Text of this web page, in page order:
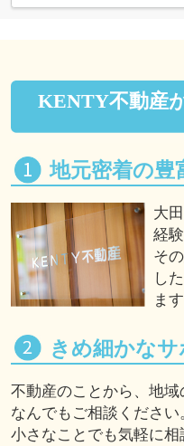
KENTY不動産
地元密着の豊
大
経
そ
し
ます
きめ細かな
不動産のことから、地域
なんでもご相談ください
小さなことでも気軽に相